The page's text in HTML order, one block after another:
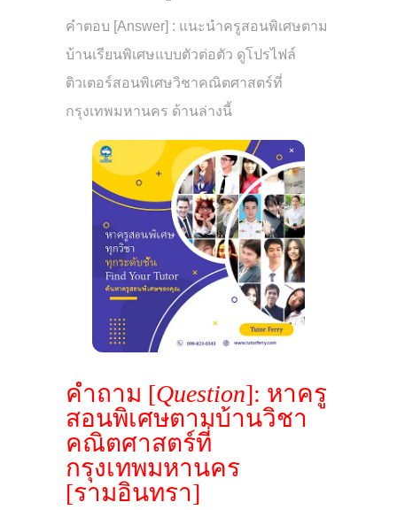
คำตอบ [Answer] : แนะนำครูสอนพิเศษตาม
บ้านเรียนพิเศษแบบตัวต่อตัว ดูโปรไฟล์
ติวเตอร์สอนพิเศษวิชาคณิตศาสตร์ที่
กรุงเทพมหานคร ด้านล่างนี้
คำถาม [Question]: หาครู
สอนพิเศษตามบ้านวิชา
คณิตศาสตร์ที่
กรุงเทพมหานคร
[รามอินทรา]